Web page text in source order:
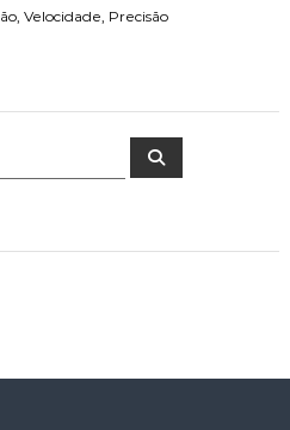
Velocidade, Precisão
S